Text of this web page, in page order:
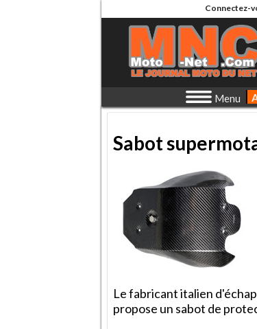
Connectez-
Menu
Sabot
Le fabricant italien
propose un sabot de